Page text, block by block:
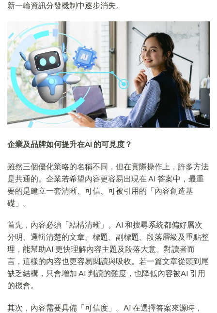
新一輪資訊分發機制中逐步消失。
企業及品牌如何提升在AI 的可見度？
雖然三個優化策略的名稱不同，但在實際操作上，許多方法
是共通的。企業若希望內容更容易出現在 AI 答案中，最重
要的是建立一套清晰、可信、可被引用的「內容創造基
礎」。
首先，內容必須「結構清晰」。AI 和搜尋系統都偏好層次
分明、邏輯清楚的文章。標題、副標題、段落層級及重點整
理，能幫助AI 更快理解內容主題及段落大意。對讀者而
言，這樣的內容也更容易閱讀與吸收。若一篇文章從頭到尾
缺乏結構，只會增加 AI 判讀的難度，也降低內容被AI 引用
的機會。
其次，內容需要具備「可信度」。AI 在選擇答案來源時，